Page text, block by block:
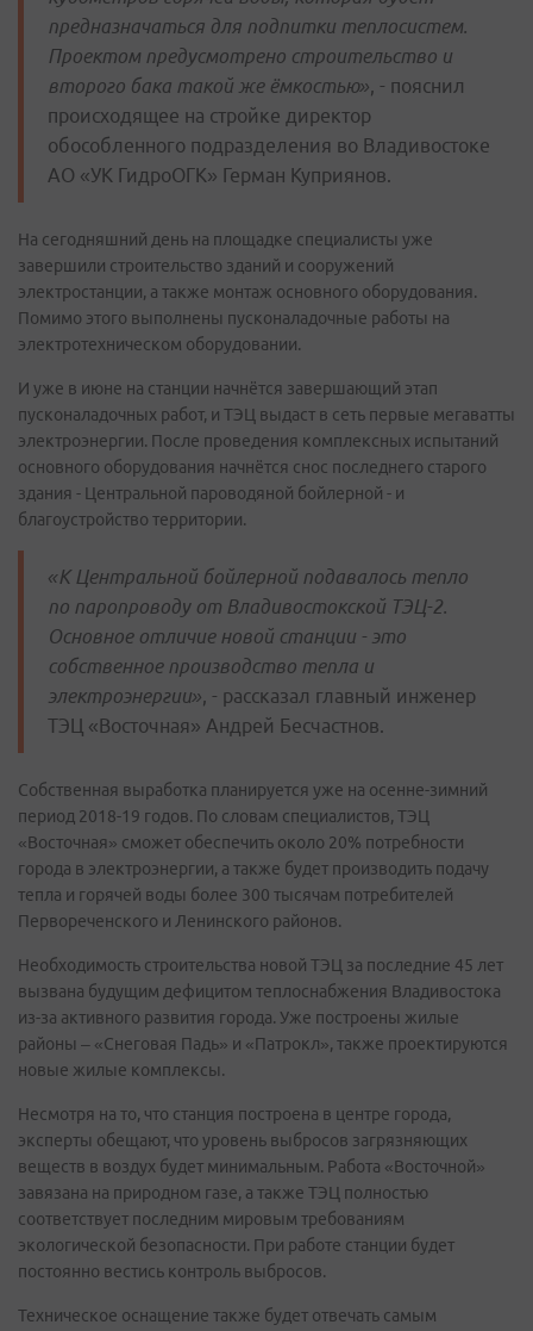
предназначаться для подпитки теплосистем.
Проектом предусмотрено строительство и
второго бака такой же ёмкостью», - пояснил
происходящее на стройке директор
обособленного подразделения во Владивостоке
АО «УК ГидроОГК» Герман Куприянов.
На сегодняшний день на площадке специалисты уже
завершили строительство зданий и сооружений
электростанции, а также монтаж основного оборудования.
Помимо этого выполнены пусконаладочные работы на
электротехническом оборудовании.
И уже в июне на станции начнётся завершающий этап
пусконаладочных работ, и ТЭЦ выдаст в сеть первые мегаватты
электроэнергии. После проведения комплексных испытаний
основного оборудования начнётся снос последнего старого
здания - Центральной пароводяной бойлерной - и
благоустройство территории.
«К Центральной бойлерной подавалось тепло
по паропроводу от Владивостокской ТЭЦ-2.
Основное отличие новой станции - это
собственное производство тепла и
электроэнергии», - рассказал главный инженер
ТЭЦ «Восточная» Андрей Бесчастнов.
Собственная выработка планируется уже на осенне-зимний
период 2018-19 годов. По словам специалистов, ТЭЦ
«Восточная» сможет обеспечить около 20% потребности
города в электроэнергии, а также будет производить подачу
тепла и горячей воды более 300 тысячам потребителей
Первореченского и Ленинского районов.
Необходимость строительства новой ТЭЦ за последние 45 лет
вызвана будущим дефицитом теплоснабжения Владивостока
из-за активного развития города. Уже построены жилые
районы – «Снеговая Падь» и «Патрокл», также проектируются
новые жилые комплексы.
Несмотря на то, что станция построена в центре города,
эксперты обещают, что уровень выбросов загрязняющих
веществ в воздух будет минимальным. Работа «Восточной»
завязана на природном газе, а также ТЭЦ полностью
соответствует последним мировым требованиям
экологической безопасности. При работе станции будет
постоянно вестись контроль выбросов.
Техническое оснащение также будет отвечать самым